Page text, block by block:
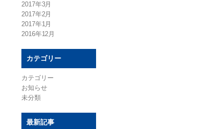
2017年3月
2017年2月
2017年1月
2016年12月
カテゴリー
カテゴリー
お知らせ
未分類
最新記事